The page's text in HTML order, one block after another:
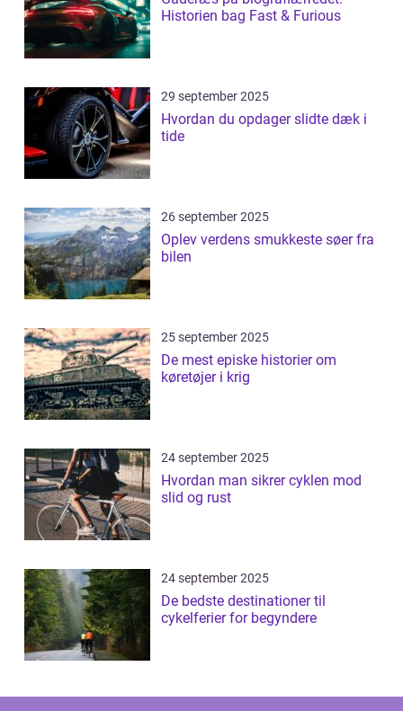
Historien bag Fast & Furious
29 september 2025
Hvordan du opdager slidte dæk i
tide
26 september 2025
Oplev verdens smukkeste søer fra
bilen
25 september 2025
De mest episke historier om
køretøjer i krig
24 september 2025
Hvordan man sikrer cyklen mod
slid og rust
24 september 2025
De bedste destinationer til
cykelferier for begyndere